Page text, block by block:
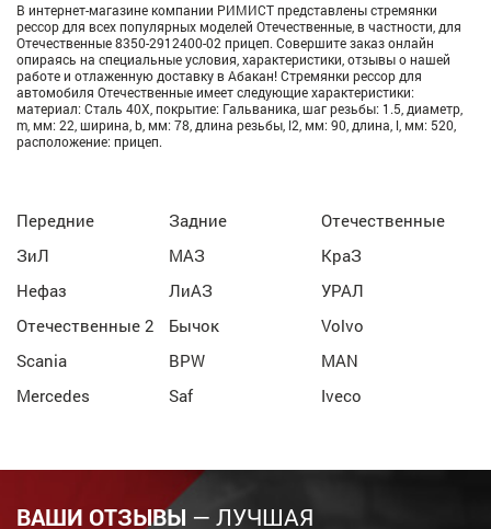
В интернет-магазине компании РИМИСТ представлены стремянки
рессор для всех популярных моделей Отечественные, в частности, для
Отечественные 8350-2912400-02 прицеп. Совершите заказ онлайн
опираясь на специальные условия, характеристики, отзывы о нашей
работе и отлаженную доставку в Абакан! Стремянки рессор для
автомобиля Отечественные имеет следующие характеристики:
материал: Сталь 40Х, покрытие: Гальваника, шаг резьбы: 1.5, диаметр,
m, мм: 22, ширина, b, мм: 78, длина резьбы, l2, мм: 90, длина, l, мм: 520,
расположение: прицеп.
Передние Задние
Отечественные
ЗиЛ
МАЗ
КраЗ
Нефаз
ЛиАЗ
УРАЛ
Отечественные 2
Бычок
Volvo
Scania
BPW
MAN
Mercedes
Saf Iveco
ВАШИ ОТЗЫВЫ — ЛУЧШАЯ